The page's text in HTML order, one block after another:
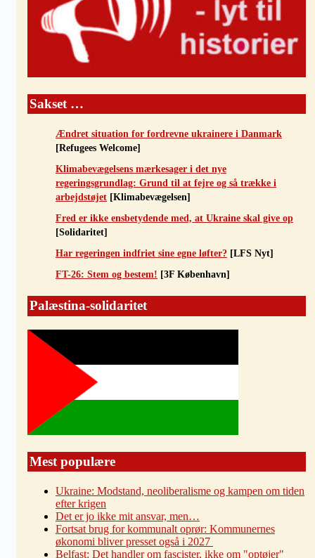
Sakset …
Ændret situation for fordrevne ukrainere i Danmark
[Refugees Welcome]
Klimabevægelsens mærkesager i det nye
regeringsgrundlag: Grund til at fejre og så trække i
arbejdstøjet [Klimabevægelsen]
Fred er ikke ensbetydende med, at Ukraine skal give op
[Solidaritet]
Har regeringen indfriet sine egne løfter? [LFS Nyt]
FT-26: Stem og bestem! [3F København]
Palæstina-solidaritet
Mest populære
Ukraine: Modstand, neoliberalisme og kampen om tiden
efter krigen
Det er jo ikke mit ansvar, men…
Fortsat brug for kommunalt oprør: Kommunernes
økonomi bliver presset også i 2027
Belfast: Det handler om fascister, ikke om "optøjer"